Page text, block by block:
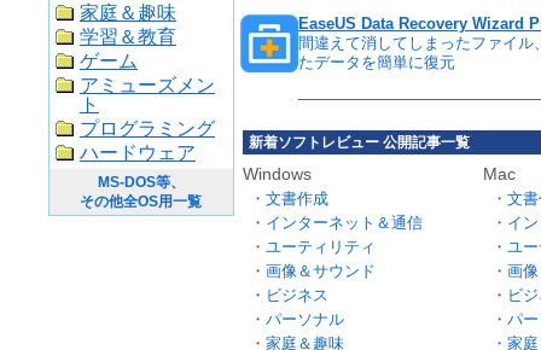
家庭＆趣味
学習＆教育
ゲーム
アミューズメン
ト
プログラミング
ハードウェア
MS-DOS等、
その他全OS用一覧
EaseUS Data Recovery Wizard
間違えて消してしまったファイル
たデータを簡単に復元
新着ソフトレビュー 公開記事一覧
Windows
文書作成
インターネット＆通信
ユーティリティ
画像＆サウンド
ビジネス
パーソナル
家庭＆趣味
Mac
文
イ
ユ
画
ビ
パ
家